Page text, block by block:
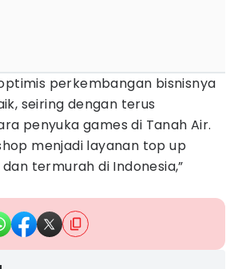
perkembangan bisnisnya
seiring dengan terus
penyuka games di Tanah Air.
menjadi layanan top up
termurah di Indonesia,”